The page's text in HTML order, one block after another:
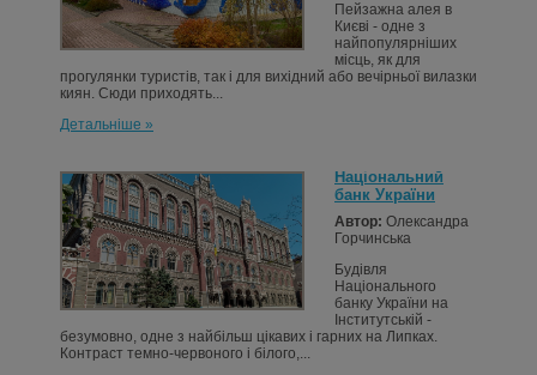
Пейзажна алея в
Києві - одне з
найпопулярніших
місць, як для
прогулянки туристів, так і для вихідний або вечірньої вилазки
киян. Сюди приходять...
Детальніше »
Національний
банк України
Автор: Олександра
Горчинська
Будівля
Національного
банку України на
Інститутській -
безумовно, одне з найбільш цікавих і гарних на Липках.
Контраст темно-червоного і білого,...